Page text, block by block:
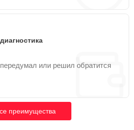
или решил обратится
преимущества